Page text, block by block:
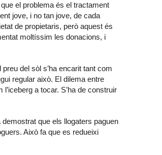
el problema és el tractament
jove, i no tan jove, de cada
de propietaris, però aquest és
moltíssim les donacions, i
del sòl s’ha encarit tant com
regular això. El dilema entre
a tocar. S’ha de construir
que els llogaters paguen
Això fa que es redueixi